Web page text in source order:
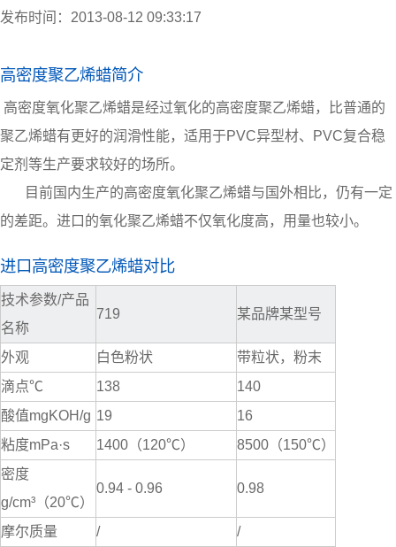
发布时间：2013-08-12 09:33:17
高密度聚乙烯蜡简介
高密度氧化聚乙烯蜡是经过氧化的高密度聚乙烯蜡，比普通的
聚乙烯蜡有更好的润滑性能，适用于PVC异型材、PVC复合稳
定剂等生产要求较好的场所。
目前国内生产的高密度氧化聚乙烯蜡与国外相比，仍有一定
的差距。进口的氧化聚乙烯蜡不仅氧化度高，用量也较小。
进口高密度聚乙烯蜡对比
技术参数/产品
名称
719 某品牌某型号
外观 白色粉状
带粒状，粉末
滴点℃
138
140
酸值mgKOH/g 19
16
粘度mPa·s
1400（120℃）
8500（150℃）
密度
g/cm³（20℃）
0.94 - 0.96 0.98
摩尔质量 / /